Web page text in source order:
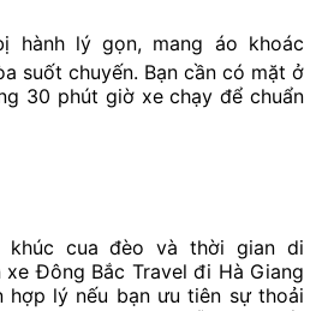
hành lý gọn, mang áo khoác
suốt chuyến. Bạn cần có mặt ở
30 phút giờ xe chạy để chuẩn
khúc cua đèo và thời gian di
Đông Bắc Travel đi Hà Giang
lý nếu bạn ưu tiên sự thoải